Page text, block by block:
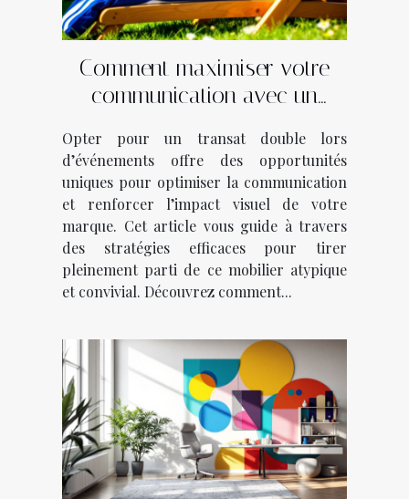
Comment maximiser votre
communication avec un
d’événements ?
Opter pour un transat double lors
d’événements offre des opportunités
uniques pour optimiser la communication
et renforcer l’impact visuel de votre
marque. Cet article vous guide à travers
des stratégies efficaces pour tirer
pleinement parti de ce mobilier atypique
et convivial. Découvrez comment...